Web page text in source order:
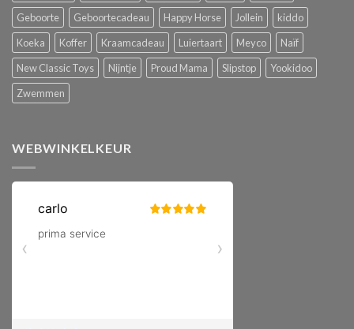
Geboorte
Geboortecadeau Happy Horse Jollein
kiddo
Koeka
Koffer Kraamcadeau Luiertaart Meyco
Naïf
New Classic Toys
Nijntje Proud Mama Slipstop
Yookidoo
Zwemmen
WEBWINKELKEUR